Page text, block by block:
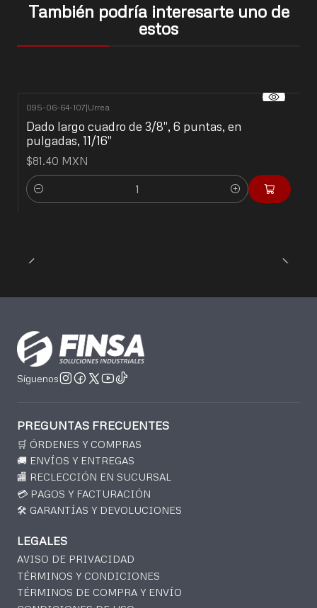
También podría interesarte uno de
estos
095-06-64-107|Urrea
Dado largo cuadro de 3/8", 6 puntas, en
pulgadas, 11/16"
$81.40 MXN
Cantidad
Síguenos
PREGUNTAS FRECUENTES
🛒 ÓRDENES Y COMPRAS
🚚 ENVÍOS Y ENTREGAS
🏬 RECLECCIÓN EN SUCURSAL
💳 PAGOS Y FACTURACIÓN
🛠️ GARANTÍAS Y DEVOLUCIONES
LEGALES
AVISO DE PRIVACIDAD
TÉRMINOS Y CONDICIONES
TÉRMINOS DE COMPRA Y ENVÍO